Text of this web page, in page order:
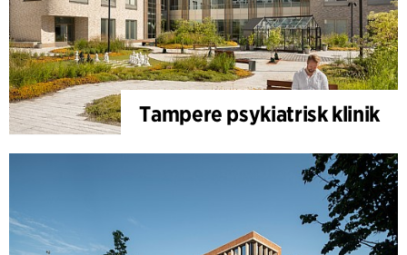
Tampere psykiatrisk klinik